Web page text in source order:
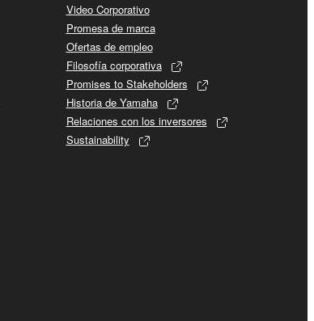
Video Corporativo
Promesa de marca
Ofertas de empleo
Filosofía corporativa
Promises to Stakeholders
Historia de Yamaha
Relaciones con los inversores
Sustainability